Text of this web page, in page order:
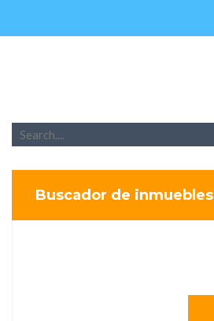
Buscador de inmuebles